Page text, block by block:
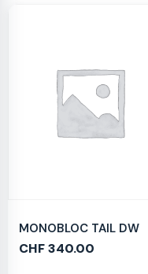
MONOBLOC TAIL DW
CHF340.00